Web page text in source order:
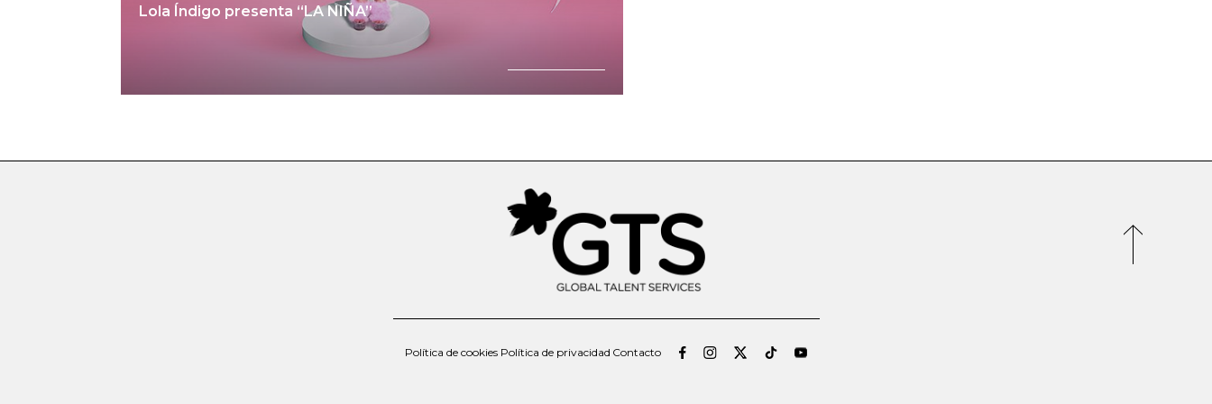
Lola Índigo presenta “LA NIÑA”
Ver noticiaPolítica de cookies Política de privacidad Contacto